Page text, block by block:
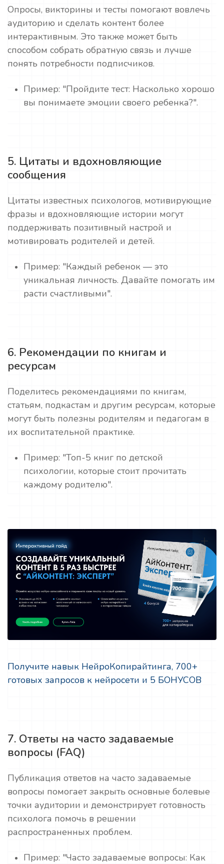
Опросы, викторины и тесты помогают вовлечь
аудиторию и сделать контент более
интерактивным. Это также может быть
способом собрать обратную связь и лучше
понять потребности подписчиков.
Пример: "Пройдите тест: Насколько хорошо
вы понимаете эмоции своего ребенка?".
5. Цитаты и вдохновляющие
сообщения
Цитаты известных психологов, мотивирующие
фразы и вдохновляющие истории могут
поддерживать позитивный настрой и
мотивировать родителей и детей.
Пример: "Каждый ребенок — это
уникальная личность. Давайте помогать им
расти счастливыми".
6. Рекомендации по книгам и
ресурсам
Поделитесь рекомендациями по книгам,
статьям, подкастам и другим ресурсам, которые
могут быть полезны родителям и педагогам в
их воспитательной практике.
Пример: "Топ-5 книг по детской
психологии, которые стоит прочитать
каждому родителю".
Получите навык НейроКопирайтинга, 700+
готовых запросов к нейросети и 5 БОНУСОВ
7. Ответы на часто задаваемые
вопросы (FAQ)
Публикация ответов на часто задаваемые
вопросы помогает закрыть основные болевые
точки аудитории и демонстрирует готовность
психолога помочь в решении
распространенных проблем.
Пример: "Часто задаваемые вопросы: Как